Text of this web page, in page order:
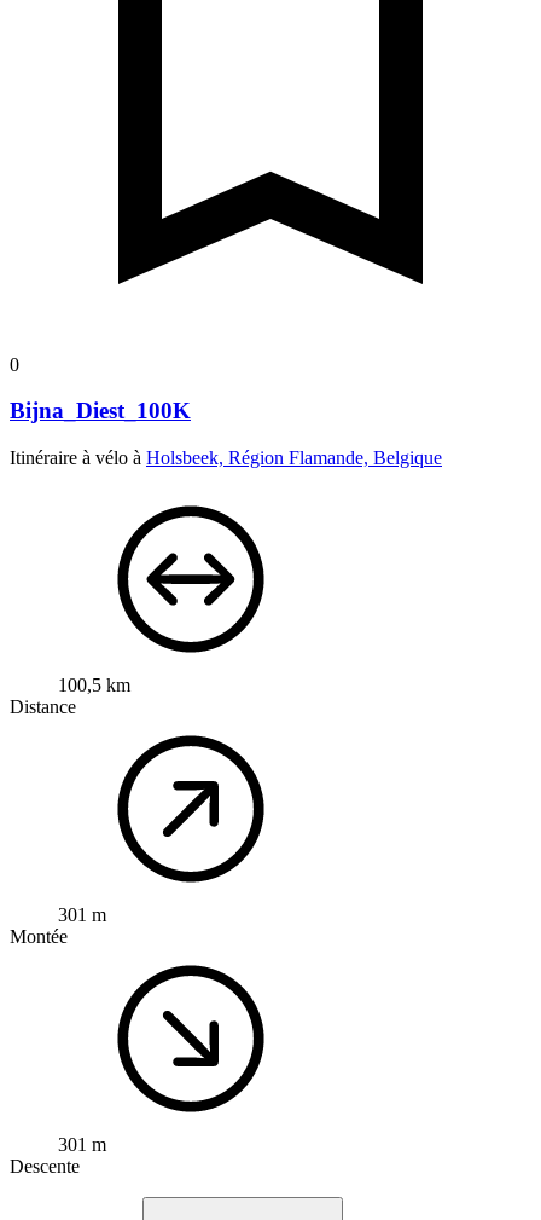
0
Bijna_Diest_100K
Itinéraire à vélo à Holsbeek, Région Flamande, Belgique
100,5 km
Distance
301 m
Montée
301 m
Descente